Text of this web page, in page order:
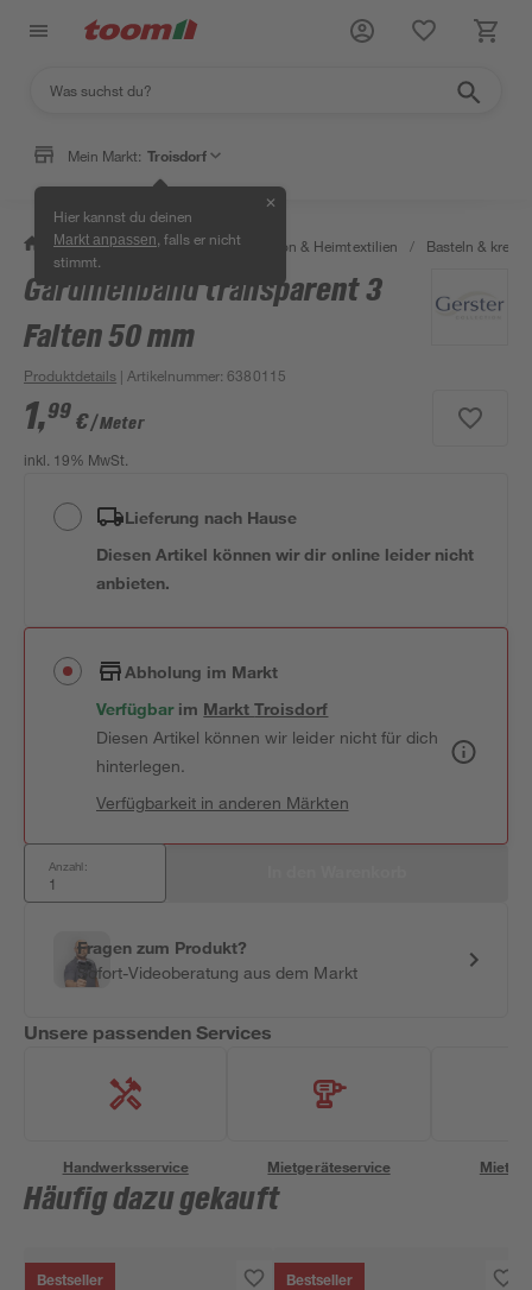
Mein Markt: Troisdorf
Hier kannst du deinen
Markt anpassen , falls er nicht
stimmt.
✕
/ Wohnen & Haushalt / Dekoration & Heimtextilien / Basteln &
Gardinenband transparent 3
Falten 50 mm
Produktdetails | Artikelnummer:6380115
1,99 €/ Meter
inkl. 19% MwSt.
Lieferung nach Hause
Diesen Artikel können wir dir online leider nicht
anbieten.
Abholung im Markt
Verfügbar im MarktTroisdorf
Diesen Artikel können wir leider nicht für dich
hinterlegen.
Verfügbarkeit in anderen Märkten
Anzahl:
Fragen zum Produkt?
Sofort-Videoberatung aus dem Markt
Unsere passenden Services
Handwerksservice Mietgeräteservice
Häufig dazu gekauft
Bestseller Bestseller